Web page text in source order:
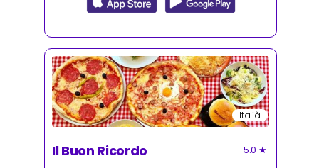
Italià
Il Buon Ricordo 5.0 ★